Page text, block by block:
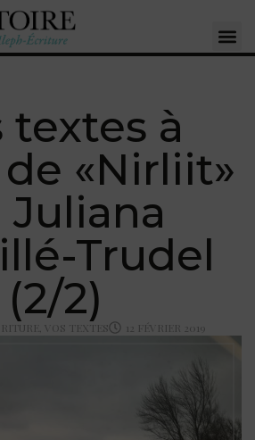
textes à
«Nirliit»
Juliana
Trudel
(2/2)
VOS TEXTES 12 FÉVRIER 2019